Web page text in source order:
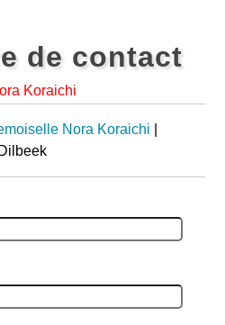
de contact
Koraichi
Nora Koraichi